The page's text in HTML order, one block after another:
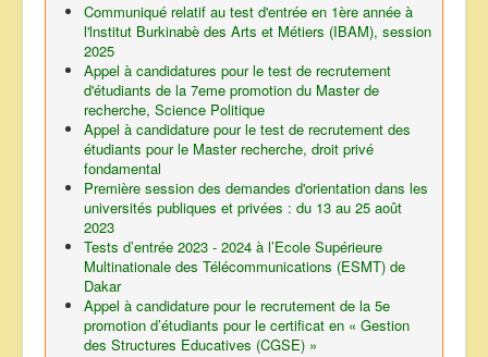
Communiqué relatif au test d'entrée en 1ère année à
l'lnstitut Burkinabè des Arts et Métiers (IBAM), session
2025
Appel à candidatures pour le test de recrutement
d'étudiants de la 7eme promotion du Master de
recherche, Science Politique
Appel à candidature pour le test de recrutement des
étudiants pour le Master recherche, droit privé
fondamental
Première session des demandes d'orientation dans les
universités publiques et privées : du 13 au 25 août
2023
Tests d’entrée 2023 - 2024 à l’Ecole Supérieure
Multinationale des Télécommunications (ESMT) de
Dakar
Appel à candidature pour le recrutement de la 5e
promotion d’étudiants pour le certificat en « Gestion
des Structures Educatives (CGSE) »